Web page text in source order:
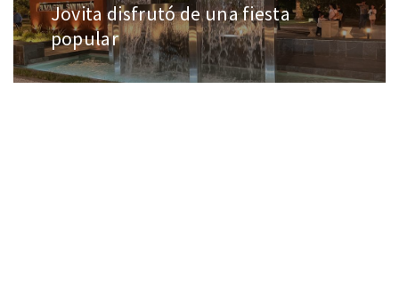
Jovita disfrutó de una fiesta
popular